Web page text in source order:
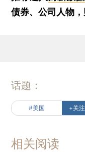
债券、公司人物，
话题：
#美国 +关注
相关阅读